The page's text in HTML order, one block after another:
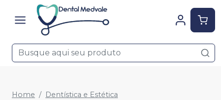
Home
Dentística e Estética